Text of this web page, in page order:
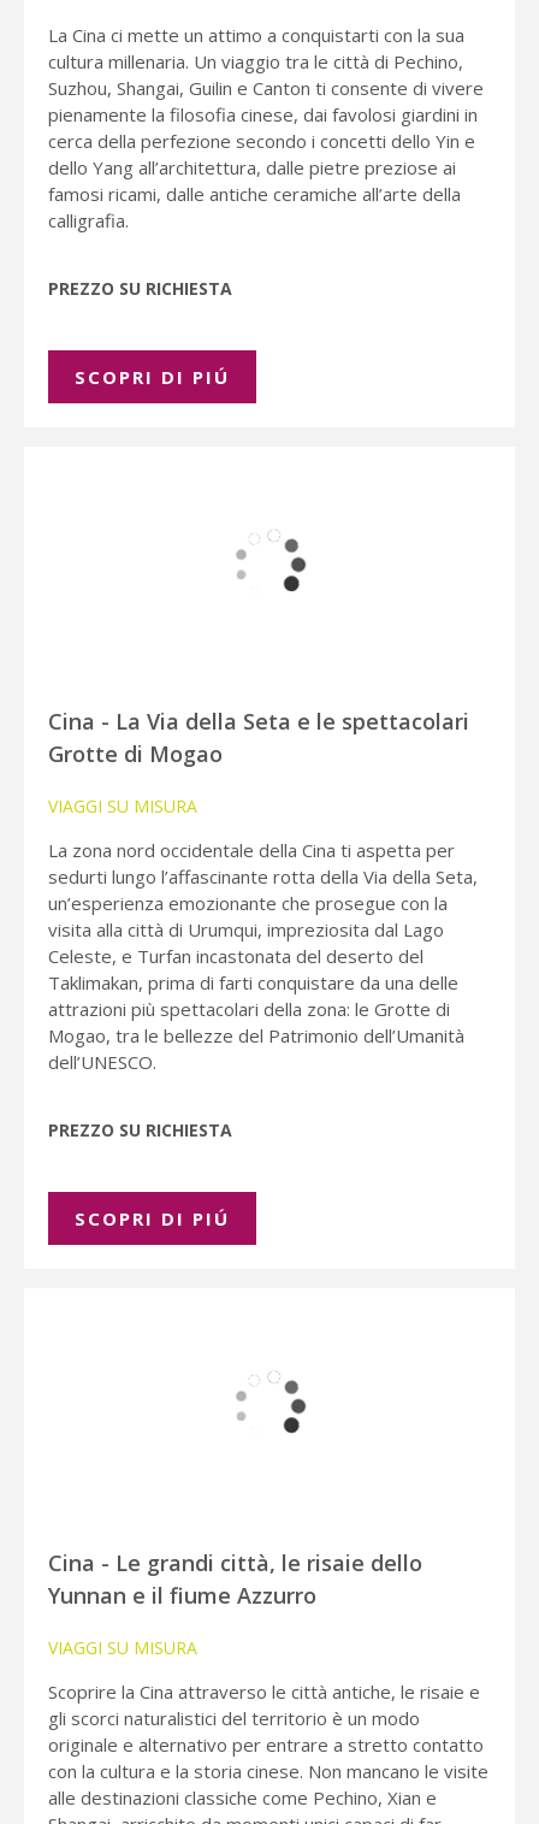
La Cina ci mette un attimo a conquistarti con la sua
cultura millenaria. Un viaggio tra le città di Pechino,
Suzhou, Shangai, Guilin e Canton ti consente di vivere
pienamente la filosofia cinese, dai favolosi giardini in
cerca della perfezione secondo i concetti dello Yin e
dello Yang all’architettura, dalle pietre preziose ai
famosi ricami, dalle antiche ceramiche all’arte della
calligrafia.
PREZZO SU RICHIESTA
SCOPRI DI PIÚ
Cina - La Via della Seta e le spettacolari
Grotte di Mogao
VIAGGI SU MISURA
La zona nord occidentale della Cina ti aspetta per
sedurti lungo l’affascinante rotta della Via della Seta,
un’esperienza emozionante che prosegue con la
visita alla città di Urumqui, impreziosita dal Lago
Celeste, e Turfan incastonata del deserto del
Taklimakan, prima di farti conquistare da una delle
attrazioni più spettacolari della zona: le Grotte di
Mogao, tra le bellezze del Patrimonio dell’Umanità
dell’UNESCO.
PREZZO SU RICHIESTA
SCOPRI DI PIÚ
Cina - Le grandi città, le risaie dello
Yunnan e il fiume Azzurro
VIAGGI SU MISURA
Scoprire la Cina attraverso le città antiche, le risaie e
gli scorci naturalistici del territorio è un modo
originale e alternativo per entrare a stretto contatto
con la cultura e la storia cinese. Non mancano le visite
alle destinazioni classiche come Pechino, Xian e